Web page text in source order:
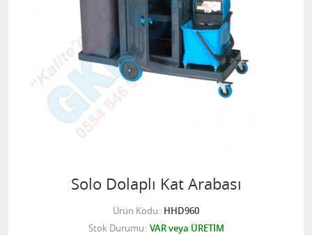
Solo Dolaplı Kat Arabası
Ürün Kodu HHD960
Stok Durumu VAR veya ÜRETİM